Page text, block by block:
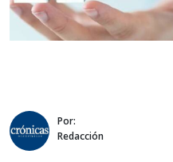
Por:
Redacción